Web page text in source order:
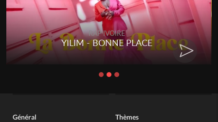
RAP IVOIRE
YILIM - BONNE PLACE
Général Thèmes